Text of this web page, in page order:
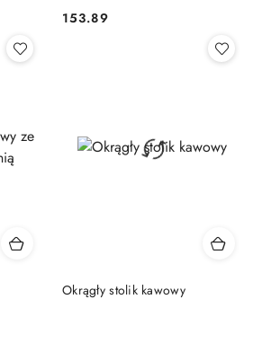
Cena:
153.89
Okrągły stolik kawowy